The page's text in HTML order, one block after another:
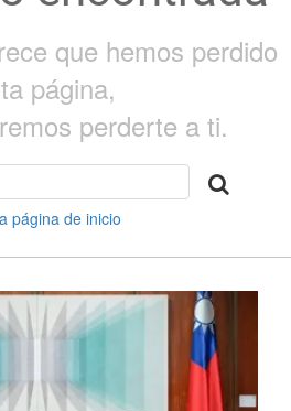
que hemos perdido
página,
perderte a ti.
página de inicio